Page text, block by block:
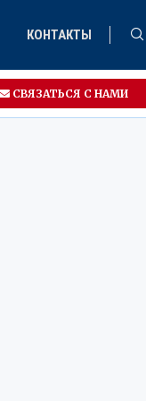
КОНТАКТЫ
СВЯЗАТЬСЯ С НАМИ